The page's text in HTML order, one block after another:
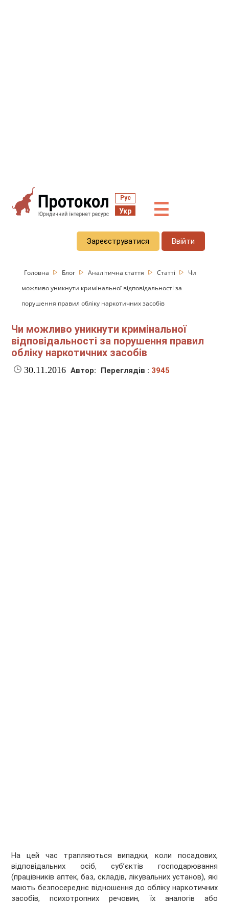
Рус
Укр ☰
Зареєструватися Ввійти
Головна Блог Аналітична стаття Статті
Чи
можливо уникнути кримінальної відповідальності за
порушення правил обліку наркотичних засобів
Чи можливо уникнути кримінальної
відповідальності за порушення правил
обліку наркотичних засобів
30.11.2016 Автор: Переглядів : 3945
На цей час трапляються випадки, коли посадових,
відповідальних осіб, суб’єктів господарювання
(працівників аптек, баз, складів, лікувальних установ), які
мають безпосереднє відношення до обліку наркотичних
засобів, психотропних речовин, їх аналогів або